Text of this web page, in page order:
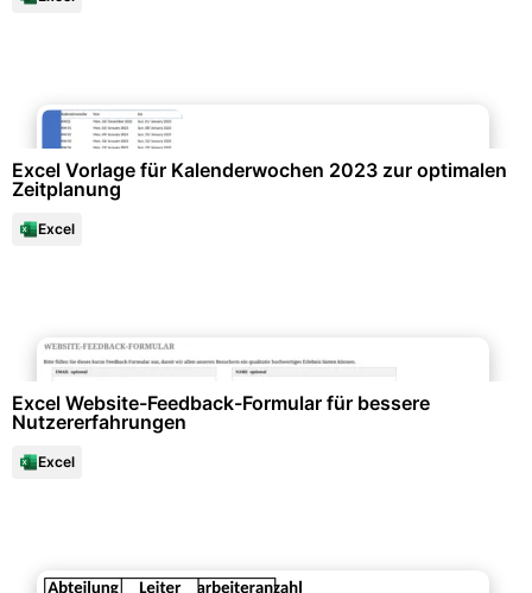
Excel Vorlage für Kalenderwochen 2023 zur optimalen
Zeitplanung
Excel
Excel Website-Feedback-Formular für bessere
Nutzererfahrungen
Excel